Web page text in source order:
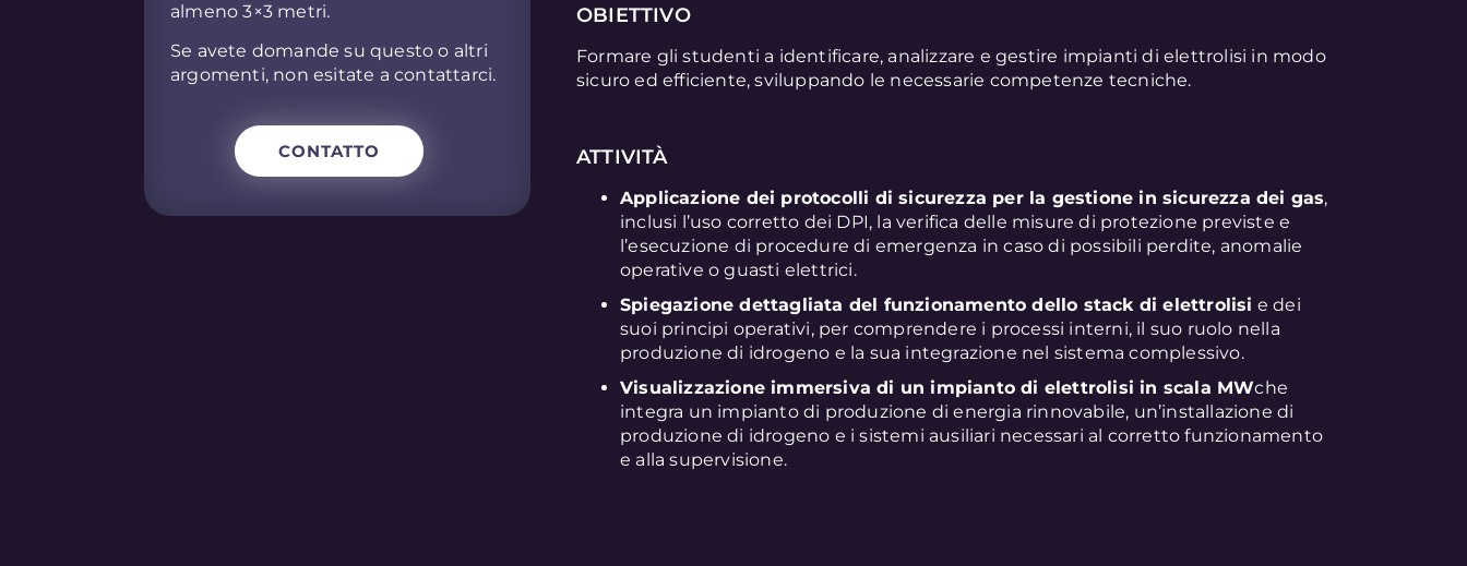
almeno 3×3 metri.
Se avete domande su questo o altri
argomenti, non esitate a contattarci.
CONTATTO
OBIETTIVO
Formare gli studenti a identificare, analizzare e gestire impianti di elettrolisi in modo
sicuro ed efficiente, sviluppando le necessarie competenze tecniche.
ATTIVITÀ
Applicazione dei protocolli di sicurezza per la gestione in sicurezza dei gas,
inclusi l’uso corretto dei DPI, la verifica delle misure di protezione previste e
l’esecuzione di procedure di emergenza in caso di possibili perdite, anomalie
operative o guasti elettrici.
Spiegazione dettagliata del funzionamento dello stack di elettrolisi e dei
suoi principi operativi, per comprendere i processi interni, il suo ruolo nella
produzione di idrogeno e la sua integrazione nel sistema complessivo.
Visualizzazione immersiva di un impianto di elettrolisi in scala MWche
integra un impianto di produzione di energia rinnovabile, un’installazione di
produzione di idrogeno e i sistemi ausiliari necessari al corretto funzionamento
e alla supervisione.